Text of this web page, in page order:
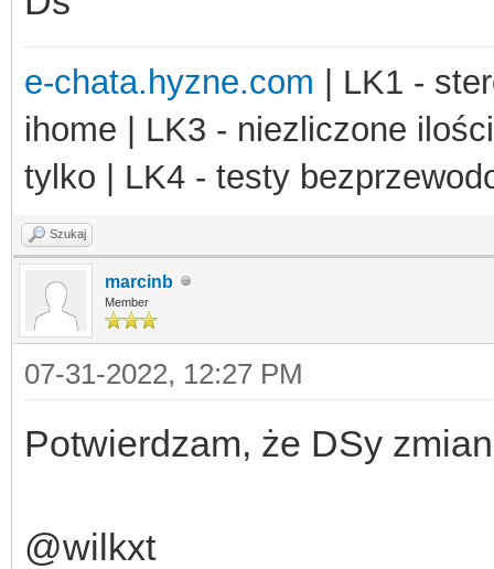
e-chata.hyzne.com | LK1 -
ihome | LK3 - niezliczone
tylko | LK4 - testy
Szukaj
marcinb
Member
07-31-2022, 12:27 PM
Potwierdzam, że DSy
@wilkxt